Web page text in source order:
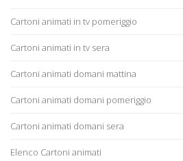
Cartoni animati in tv pomeriggio
Cartoni animati in tv sera
Cartoni animati domani mattina
Cartoni animati domani pomeriggio
Cartoni animati domani sera
Elenco Cartoni animati